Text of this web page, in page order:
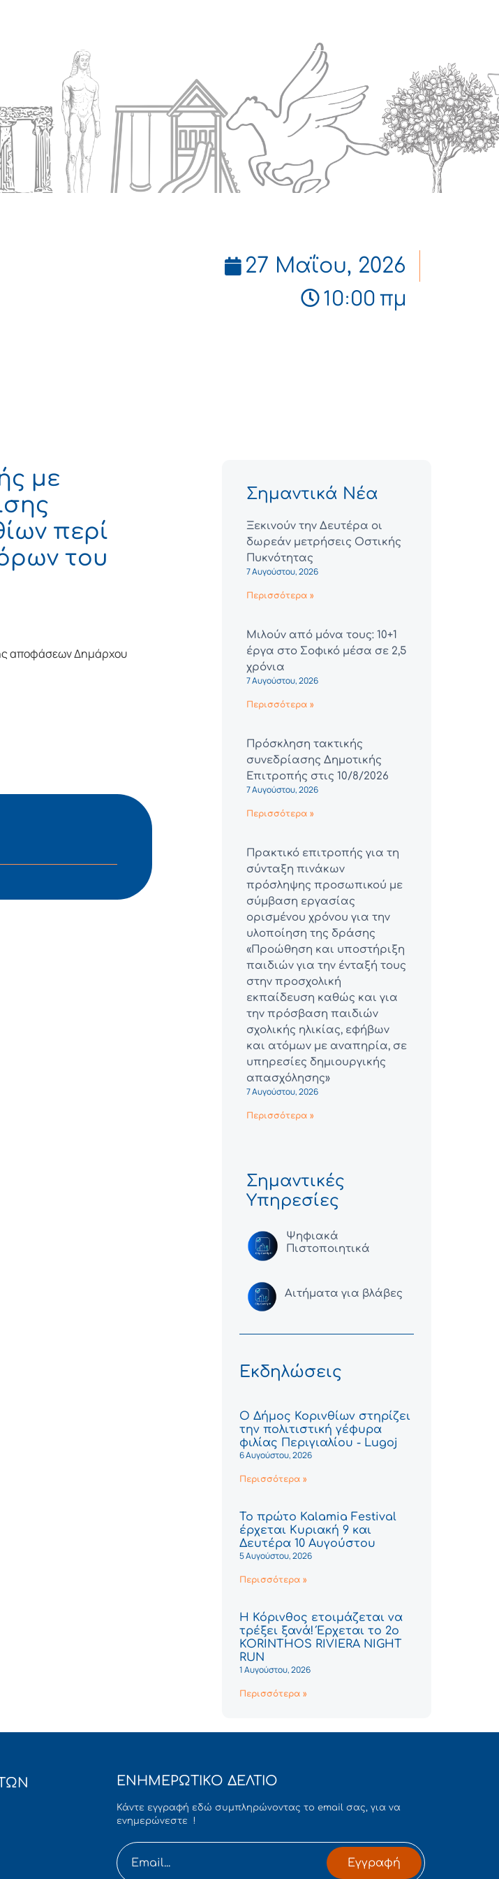
27 Μαΐου, 2026
10:00 πμ
με
περί
του
αποφάσεων Δημάρχου
Σημαντικά Νέα
Ξεκινούν την Δευτέρα οι
δωρεάν μετρήσεις Οστικής
Πυκνότητας
7 Αυγούστου, 2026
Περισσότερα »
Μιλούν από μόνα τους: 10+1
έργα στο Σοφικό μέσα σε 2,5
χρόνια
7 Αυγούστου, 2026
Περισσότερα »
Πρόσκληση τακτικής
συνεδρίασης Δημοτικής
Επιτροπής στις 10/8/2026
7 Αυγούστου, 2026
Περισσότερα »
Πρακτικό επιτροπής για τη
σύνταξη πινάκων
πρόσληψης προσωπικού με
σύμβαση εργασίας
ορισμένου χρόνου για την
υλοποίηση της δράσης
«Προώθηση και υποστήριξη
παιδιών για την ένταξή τους
στην προσχολική
εκπαίδευση καθώς και για
την πρόσβαση παιδιών
σχολικής ηλικίας, εφήβων
και ατόμων με αναπηρία, σε
υπηρεσίες δημιουργικής
απασχόλησης»
7 Αυγούστου, 2026
Περισσότερα »
Σημαντικές
Υπηρεσίες
Ψηφιακά
Πιστοποιητικά
Αιτήματα για βλάβες
Εκδηλώσεις
Ο Δήμος Κορινθίων στηρίζει
την πολιτιστική γέφυρα
φιλίας Περιγιαλίου - Lugoj
6 Αυγούστου, 2026
Περισσότερα »
Το πρώτο Kalamia Festival
έρχεται Κυριακή 9 και
Δευτέρα 10 Αυγούστου
5 Αυγούστου, 2026
Περισσότερα »
Η Κόρινθος ετοιμάζεται να
τρέξει ξανά! Έρχεται το 2ο
KORINTHOS RIVIERA NIGHT
RUN
1 Αυγούστου, 2026
Περισσότερα »
ΕΝΗΜΕΡΩΤΙΚΟ ΔΕΛΤΙΟ
Κάντε εγγραφή εδώ συμπληρώνοντας το email σας, για να
ενημερώνεστε !
Εγγραφή